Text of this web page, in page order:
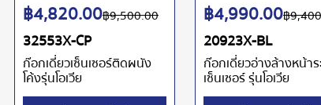
32553X-CP
ก๊อกเดี่ยวเซ็นเซอร์ติดผนัง
โค้งรุ่นโอเวีย
฿9,500.00
฿4,820.00
20923X-BL
ก๊อกเดี่ยวอ่างล้างหน้า
เซ็นเซอร์ รุ่นโอเวีย
฿
฿4,990.00